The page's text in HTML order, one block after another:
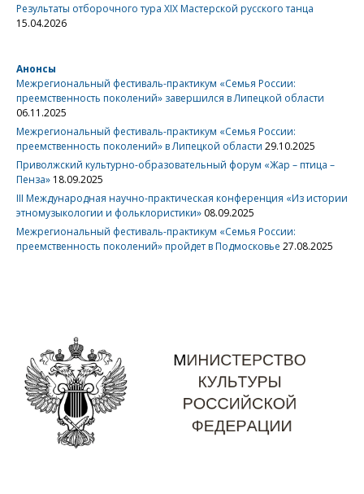
Результаты отборочного тура XIX Мастерской русского танца
15.04.2026
Анонсы
Межрегиональный фестиваль-практикум «Семья России:
преемственность поколений» завершился в Липецкой области
06.11.2025
Межрегиональный фестиваль-практикум «Семья России:
преемственность поколений» в Липецкой области 29.10.2025
Приволжский культурно-образовательный форум «Жар – птица –
Пенза» 18.09.2025
III Международная научно-практическая конференция «Из истории
этномузыкологии и фольклористики» 08.09.2025
Межрегиональный фестиваль-практикум «Семья России:
преемственность поколений» пройдет в Подмосковье 27.08.2025